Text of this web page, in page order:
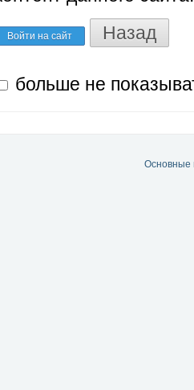
Войти на сайт Назад
больше не
Основные